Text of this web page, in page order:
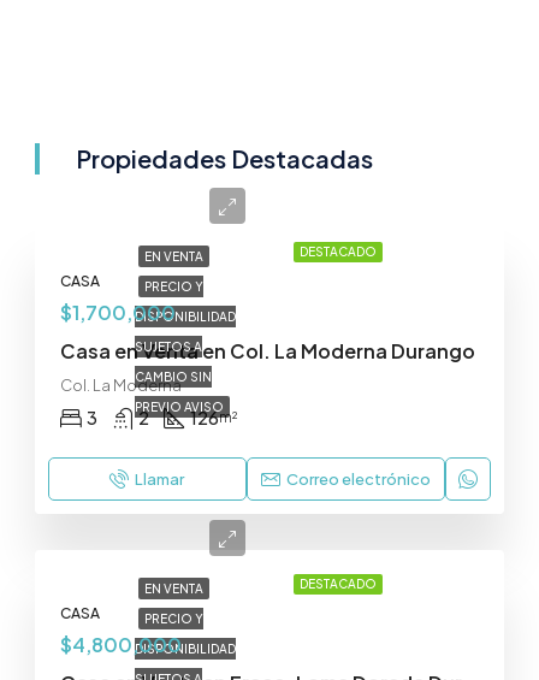
Propiedades Destacadas
DESTACADO
EN VENTA
PRECIO Y
DISPONIBILIDAD
SUJETOS A
CAMBIO SIN
PREVIO AVISO
CASA
$1,700,000
Casa en Venta en Col. La Moderna Durango
Col. La Moderna
3 2 126m²
Llamar Correo electrónico
DESTACADO
EN VENTA
PRECIO Y
DISPONIBILIDAD
CASA
$4,800,000